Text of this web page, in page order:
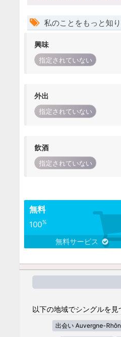
私のことをもっと知
興味
指定されていない
外出
指定されていない
飲酒
指定されていない
無料
100%
無料サービス
以下の地域でシングルを見
出会い Auvergne-